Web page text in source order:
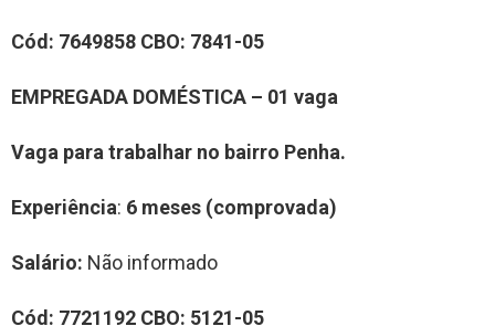
Cód: 7649858 CBO: 7841-05
EMPREGADA DOMÉSTICA – 01 vaga
Vaga para trabalhar no bairro Penha.
Experiência: 6 meses (comprovada)
Salário: Não informado
Cód: 7721192 CBO: 5121-05